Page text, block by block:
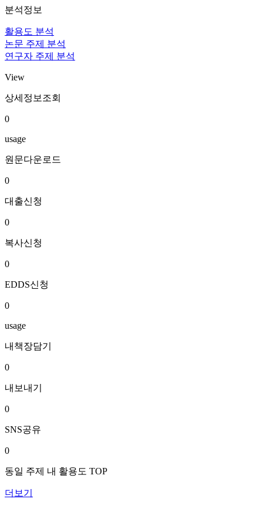
분석정보
활용도 분석
논문 주제 분석
연구자 주제 분석
View
상세정보조회
0
usage
원문다운로드
0
대출신청
0
복사신청
0
EDDS신청
0
usage
내책장담기
0
내보내기
0
SNS공유
0
동일 주제 내 활용도 TOP
더보기